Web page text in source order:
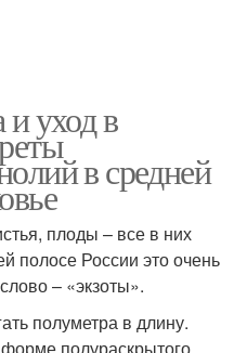
уход в
в средней
плоды – все в них
полосе России это очень
– «экзоты».
полуметра в длину.